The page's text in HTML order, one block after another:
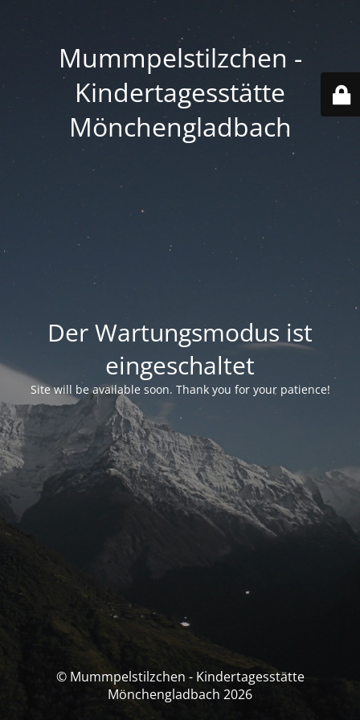
Mummpelstilzchen -
Kindertagesstätte
Mönchengladbach
Der Wartungsmodus ist
eingeschaltet
Site will be available soon. Thank you for your patience!
© Mummpelstilzchen - Kindertagesstätte
Mönchengladbach 2026